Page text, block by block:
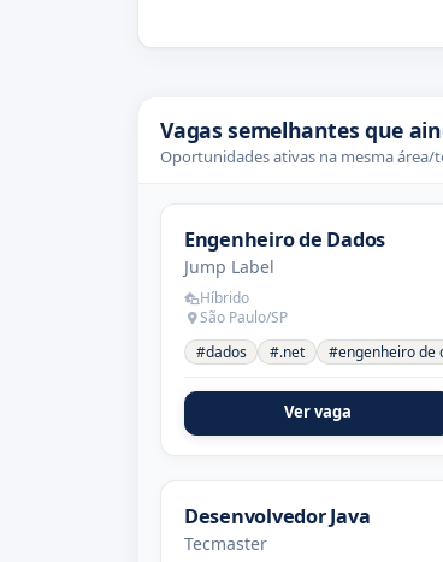
Vagas semelhantes que
Oportunidades ativas na mesma
Engenheiro de Dados
Jump Label
Híbrido
São Paulo/SP
#dados
#.net #engenheiro de
Ver vaga
Desenvolvedor Java
Tecmaster